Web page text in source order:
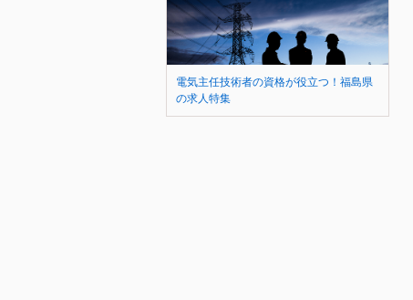
電気主任技術者の資格が役立つ！福島県
の求人特集